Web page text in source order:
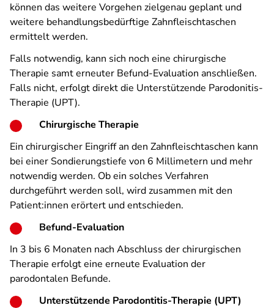
können das weitere Vorgehen zielgenau geplant und
weitere behandlungsbedürftige Zahnfleischtaschen
ermittelt werden.
Falls notwendig, kann sich noch eine chirurgische
Therapie samt erneuter Befund-Evaluation anschließen.
Falls nicht, erfolgt direkt die Unterstützende Parodonitis-
Therapie (UPT).
Chirurgische Therapie
Ein chirurgischer Eingriff an den Zahnfleischtaschen kann
bei einer Sondierungstiefe von 6 Millimetern und mehr
notwendig werden. Ob ein solches Verfahren
durchgeführt werden soll, wird zusammen mit den
Patient:innen erörtert und entschieden.
Befund-Evaluation
In 3 bis 6 Monaten nach Abschluss der chirurgischen
Therapie erfolgt eine erneute Evaluation der
parodontalen Befunde.
Unterstützende Parodontitis-Therapie (UPT)